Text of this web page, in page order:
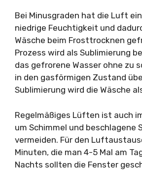
Bei Minusgraden hat die Luft
niedrige Feuchtigkeit und
Wäsche beim Frosttrocknen
Prozess wird als Sublimierung
das gefrorene Wasser ohne zu
in den gasförmigen Zustand
Sublimierung wird die Wäsche
Regelmäßiges Lüften ist auch
um Schimmel und beschlagene
vermeiden. Für den
Minuten, die man 4-5 Mal am
Nachts sollten die Fenster